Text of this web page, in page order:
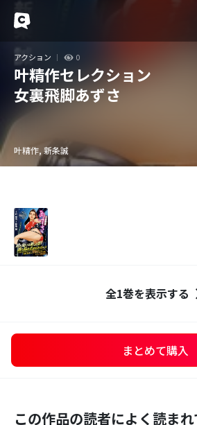
アクション 0
叶精作セレクション
女裏飛脚あずさ
叶精作, 新条誠
全1巻を表示する
まとめて購入
この作品の読者によく読ま